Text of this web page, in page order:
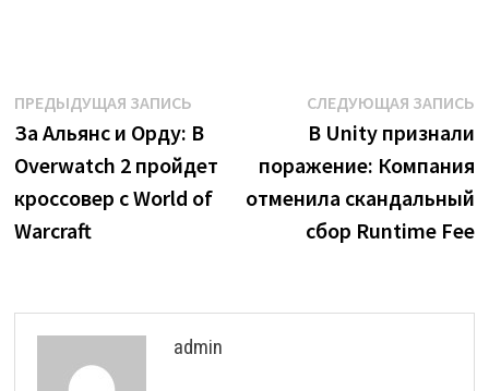
Навигация
по
записям
ПРЕДЫДУЩАЯ ЗАПИСЬПредыдущая
запись:
За Альянс и Орду: В
Overwatch 2 пройдет
кроссовер с World of
Warcraft
СЛЕДУЮЩАЯ ЗАПИСЬ
В Unity признали
поражение: Компания
отменила скандальный
сбор Runtime Fee
admin